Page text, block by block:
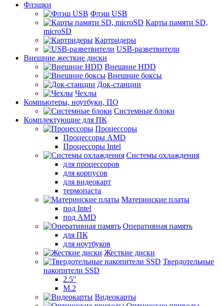
Флэшки
Флэш USB
Карты памяти SD,
microSD
Картридеры
USB-разветвители
Внешние жесткие диски
Внешние HDD
Внешние боксы
Док-станции
Чехлы
Компьютеры, ноутбуки, ПО
Системные блоки
Комплектующие для ПК
Процессоры
Процессоры AMD
Процессоры Intel
Системы охлаждения
для процессоров
для корпусов
для видеокарт
термопаста
Материнские платы
под Intel
под AMD
Оперативная память
для ПК
для ноутбуков
Жесткие диски
Твердотельные
накопители SSD
2.5"
M.2
Видеокарты